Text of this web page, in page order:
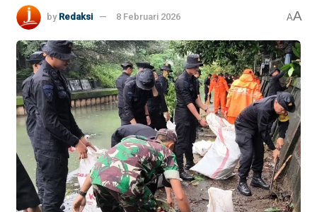
by Redaksi 8 Februari 2026 AA